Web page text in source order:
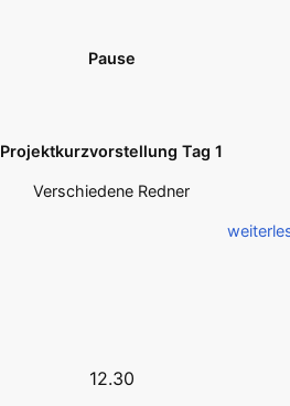
Pause
Projektkurzvorstellung Tag 1
Verschiedene Redner
12.30